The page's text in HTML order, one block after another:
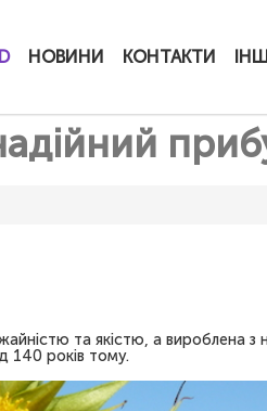
НОВИНИ КОНТАКТИ
та якістю, а вироблена з
140 років тому.